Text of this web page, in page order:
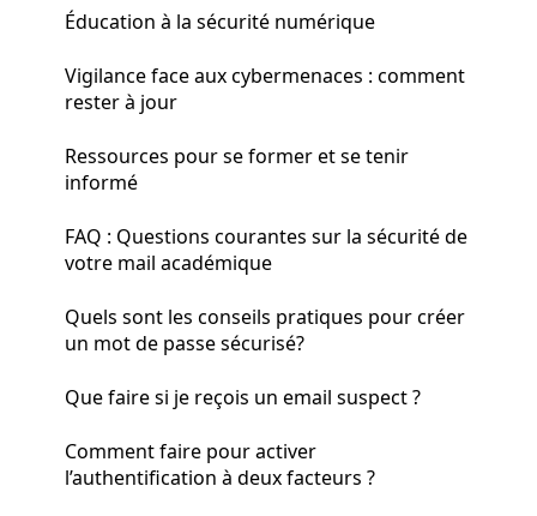
Éducation à la sécurité numérique
Vigilance face aux cybermenaces : comment
rester à jour
Ressources pour se former et se tenir
informé
FAQ : Questions courantes sur la sécurité de
votre mail académique
Quels sont les conseils pratiques pour créer
un mot de passe sécurisé?
Que faire si je reçois un email suspect ?
Comment faire pour activer
l’authentification à deux facteurs ?